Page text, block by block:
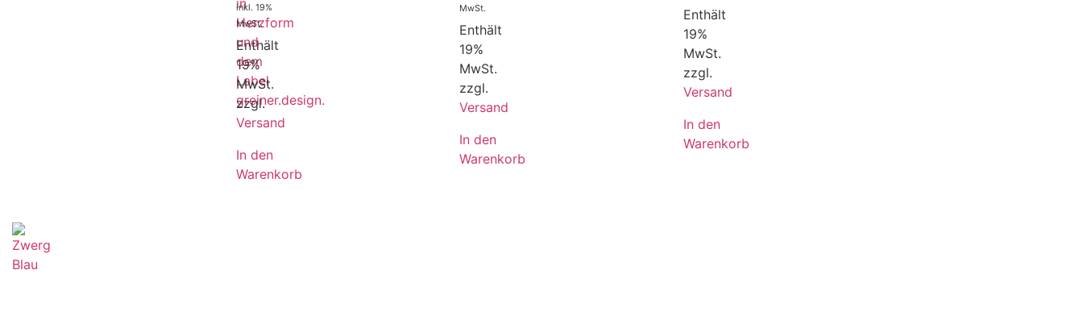
inkl. 19%
MwSt.
Enthält
19%
MwSt.
zzgl.
Versand
In den
Warenkorb
MwSt.
Enthält
19%
MwSt.
zzgl.
Versand
In den
Warenkorb
Enthält
19%
MwSt.
zzgl.
Versand
In den
Warenkorb